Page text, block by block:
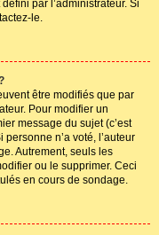
par l’administrateur. Si
le.
être modifiés que par
Pour modifier un
message du sujet (c’est
n’a voté, l’auteur
Autrement, seuls les
ou le supprimer. Ceci
en cours de sondage.